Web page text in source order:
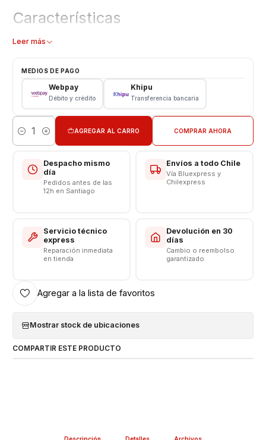
Características
Flex carga - Puerto USB - Micrófono
Consulte por Instalación
Leer más
MEDIOS DE PAGO
Webpay
Débito y crédito
Khipu
Transferencia bancaria
Cantidad
AGREGAR AL CARRO COMPRAR AHORA
Despacho mismo
día
Pedidos antes de las
12h en Santiago
Envíos a todo Chile
Vía Bluexpress y
Chilexpress
Servicio técnico
express
Reparación inmediata
en tienda
Devolución en 30
días
Cambio o reembolso
garantizado
Agregar a la lista de favoritos
Mostrar stock de ubicaciones
COMPARTIR ESTE PRODUCTO